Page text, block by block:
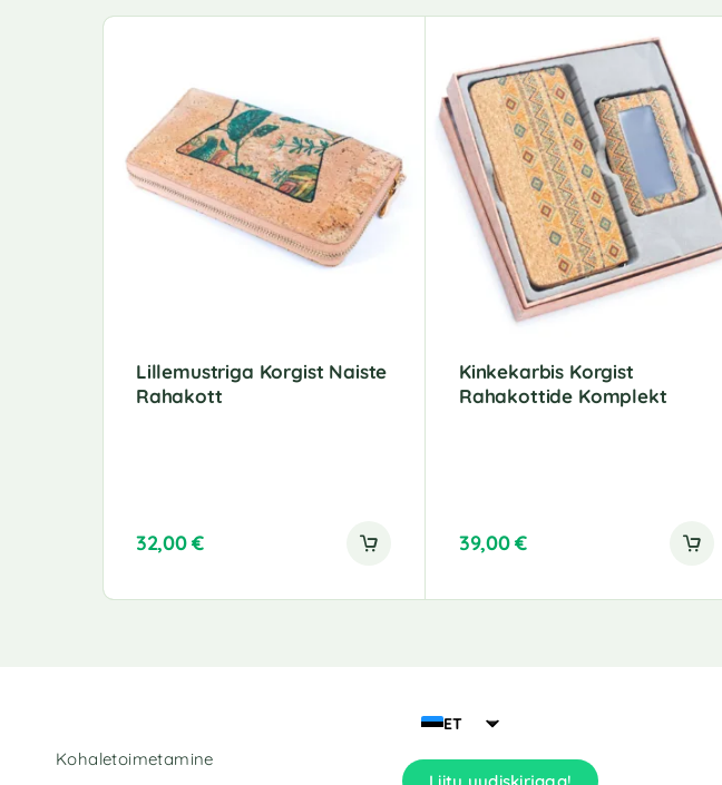
Lillemustriga Korgist Naiste
Rahakott
32,00€
Kinkekarbis Korgist
Rahakottide Komplekt
39,00€
Kohaletoimetamine
ET